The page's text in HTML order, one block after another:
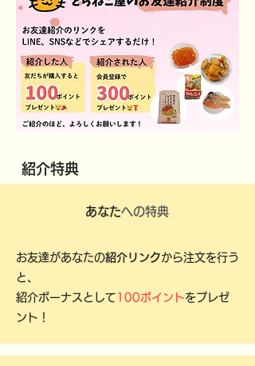
紹介特典
あなたへの特典
​お友達があなたの紹介リンクから注文を行う
と、
紹介ボーナスとして 100ポイントをプレゼ
ント！